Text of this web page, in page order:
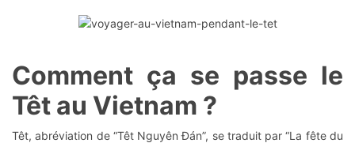
Comment ça se passe le
Têt au Vietnam ?
Têt, abréviation de “Têt Nguyên Đán”, se traduit par “La fête du